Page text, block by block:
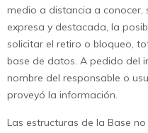
medio a distancia a conocer,
expresa y destacada, la
solicitar el retiro o bloqueo,
base de datos. A pedido del
nombre del responsable o
proveyó la información.
Las estructuras de la Base